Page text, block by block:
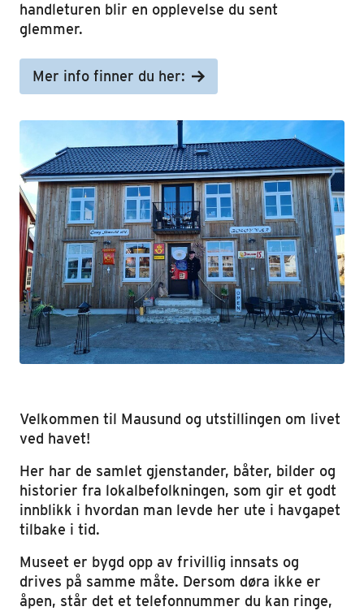
handleturen blir en opplevelse du sent
glemmer.
Mer info finner du her:
Velkommen til Mausund og utstillingen om livet
ved havet!
Her har de samlet gjenstander, båter, bilder og
historier fra lokalbefolkningen, som gir et godt
innblikk i hvordan man levde her ute i havgapet
tilbake i tid.
Museet er bygd opp av frivillig innsats og
drives på samme måte. Dersom døra ikke er
åpen, står det et telefonnummer du kan ringe,